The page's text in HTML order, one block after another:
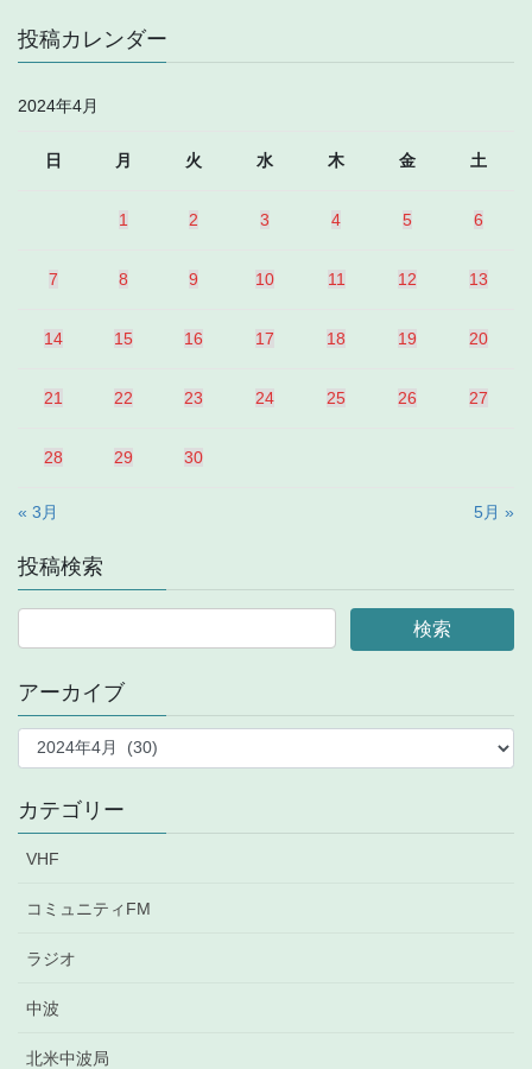
投稿カレンダー
2024年4月
日 月 火 水 木 金 土
1 2 3 4 5 6
7 8 9 10 11 12 13
14 15 16 17 18 19 20
21 22 23 24 25 26 27
28 29 30
« 3月 5月 »
投稿検索
アーカイブ
ア
イ
カテゴリー
VHF
コミュニティFM
ラジオ
中波
北米中波局